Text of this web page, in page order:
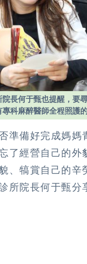
長何于甄也提醒，要
科麻醉醫師全程照護
準備好完成媽媽
了經營自己的外
、犒賞自己的辛
所院長何于甄分